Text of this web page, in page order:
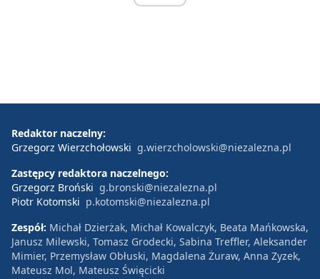
Redaktor naczelny:
Grzegorz Wierzchołowski g.wierzcholowski@niezalezna.pl
Zastępcy redaktora naczelnego:
Grzegorz Broński g.bronski@niezalezna.pl
Piotr Kotomski p.kotomski@niezalezna.pl
Zespół: Michał Dzierżak, Michał Kowalczyk, Beata Mańkowska,
Janusz Milewski, Tomasz Grodecki, Sabina Treffler, Aleksander
Mimier, Przemysław Obłuski, Magdalena Żuraw, Anna Zyzek,
Mateusz Mol, Mateusz Święcicki